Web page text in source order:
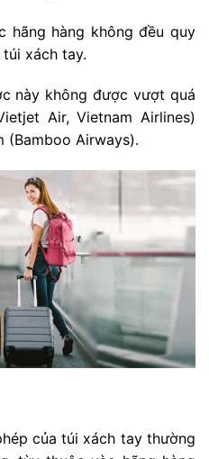
hãng hàng không đều quy
xách tay.
này không được vượt quá
Air, Vietnam Airlines)
(Bamboo Airways).
của túi xách tay thường